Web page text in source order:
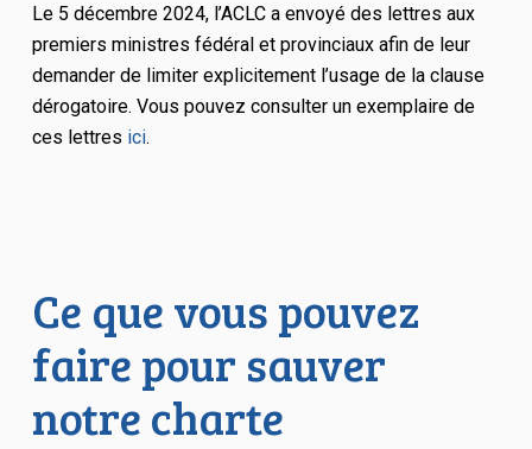
Le 5 décembre 2024, l’ACLC a envoyé des lettres aux
premiers ministres fédéral et provinciaux afin de leur
demander de limiter explicitement l’usage de la clause
dérogatoire. Vous pouvez consulter un exemplaire de
ces lettres ici.
Ce que vous pouvez
faire pour sauver
notre charte